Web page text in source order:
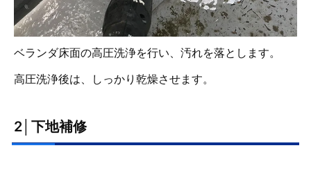
ベランダ床面の高圧洗浄を行い、汚れを落とします。
高圧洗浄後は、しっかり乾燥させます。
2│下地補修